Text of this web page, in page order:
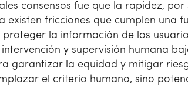
consensos fue que la rapidez,
existen fricciones que cumplen una
proteger la información de los
y supervisión humana
garantizar la equidad y mitigar
el criterio humano, sino